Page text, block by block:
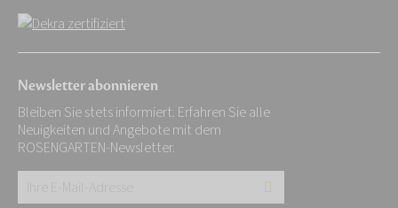
Newsletter abonnieren
Bleiben Sie stets informiert. Erfahren Sie alle
Neuigkeiten und Angebote mit dem
ROSENGARTEN-Newsletter.